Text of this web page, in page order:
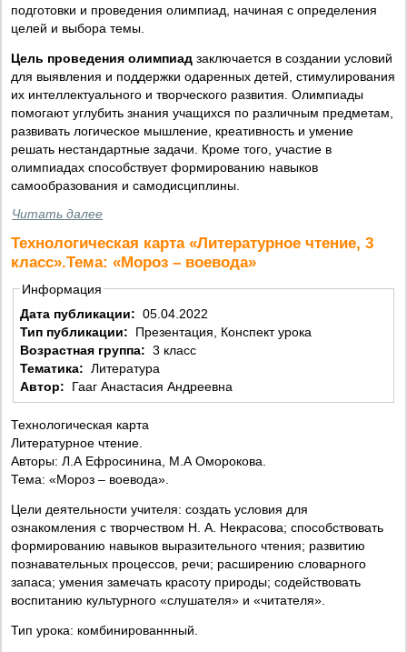
подготовки и проведения олимпиад, начиная с определения
целей и выбора темы.
Цель проведения олимпиад заключается в создании условий
для выявления и поддержки одаренных детей, стимулирования
их интеллектуального и творческого развития. Олимпиады
помогают углубить знания учащихся по различным предметам,
развивать логическое мышление, креативность и умение
решать нестандартные задачи. Кроме того, участие в
олимпиадах способствует формированию навыков
самообразования и самодисциплины.
Читать далее
Технологическая карта «Литературное чтение, 3
класс».Тема: «Мороз – воевода»
Информация
Дата публикации: 05.04.2022
Тип публикации:
Презентация, Конспект урока
Возрастная группа: 3 класс
Тематика: Литература
Автор:
Гааг Анастасия Андреевна
Технологическая карта
Литературное чтение.
Авторы: Л.А Ефросинина, М.А Оморокова.
Тема: «Мороз – воевода».
Цели деятельности учителя: создать условия для
ознакомления с творчеством Н. А. Некрасова; способствовать
формированию навыков выразительного чтения; развитию
познавательных процессов, речи; расширению словарного
запаса; умения замечать красоту природы; содействовать
воспитанию культурного «слушателя» и «читателя».
Тип урока: комбинированнный.